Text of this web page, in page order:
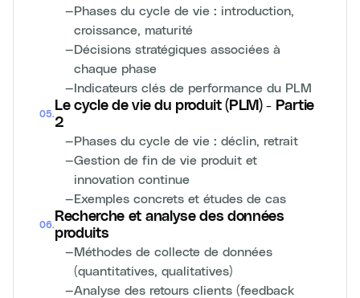
—Phases du cycle de vie : introduction,
croissance, maturité
—Décisions stratégiques associées à
chaque phase
—Indicateurs clés de performance du PLM
05.
Le cycle de vie du produit (PLM) - Partie
2
—Phases du cycle de vie : déclin, retrait
—Gestion de fin de vie produit et
innovation continue
—Exemples concrets et études de cas
06.
Recherche et analyse des données
produits
—Méthodes de collecte de données
(quantitatives, qualitatives)
—Analyse des retours clients (feedback